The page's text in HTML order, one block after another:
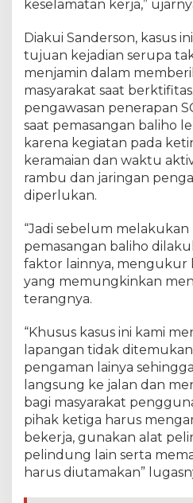
keselamatan kerja,”
Diakui Sanderson, kasus
tujuan kejadian serupa
menjamin dalam
masyarakat saat
pengawasan penerapan
saat pemasangan baliho
karena kegiatan pada
keramaian dan waktu
rambu dan jaringan
diperlukan.
“Jadi sebelum
pemasangan baliho
faktor lainnya, mengukur
yang memungkinkan
terangnya.
“Khusus kasus ini kami
lapangan tidak
pengaman lainya
langsung ke jalan dan
bagi masyarakat
pihak ketiga harus
bekerja, gunakan alat
pelindung lain serta
harus diutamakan”